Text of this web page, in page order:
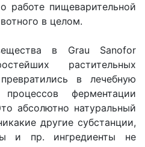
работе пищеварительной
в целом.
в Grau Sanofor
растительных
в лечебную
ферментации
абсолютно натуральный
другие субстанции,
и пр. ингредиенты не